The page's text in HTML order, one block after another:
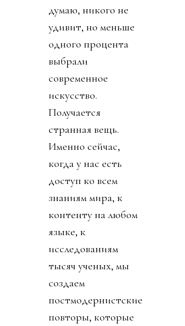
думаю, никого не
удивит, но меньше
одного процента
выбрали
современное
искусство.
Получается
странная вещь.
Именно сейчас,
когда у нас есть
доступ ко всем
знаниям мира, к
контенту на любом
языке, к
исследованиям
тысяч ученых, мы
создаем
постмодернистские
повторы, которые